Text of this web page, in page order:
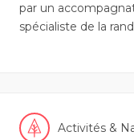
par un
spécialiste de la
Activités &